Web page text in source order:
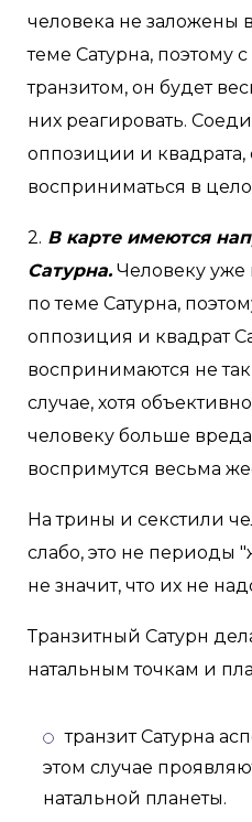
человека не заложены
теме Сатурна, поэтому
транзитом, он будет
них реагировать.
оппозиции и квадрата,
восприниматься в
2. В карте имеются
Сатурна. Человеку
по теме Сатурна,
оппозиция и квадрат
воспринимаются не
случае, хотя
человеку больше
воспримутся весьма
На трины и секстили
слабо, это не периоды
не значит, что их не
Транзитный Сатурн
натальным точкам и
транзит Сатурна
этом случае
натальной планеты.